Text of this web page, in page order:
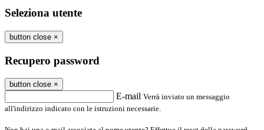
Seleziona utente
button close ×
Recupero password
button close ×
E-mail Verrà inviato un messaggio
all'indirizzo indicato con le istruzioni necessarie.